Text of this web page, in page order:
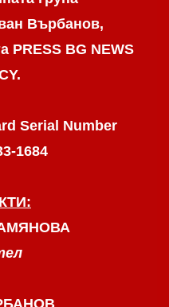
Върбанов,
PRESS BG NEWS
Serial Number
1684